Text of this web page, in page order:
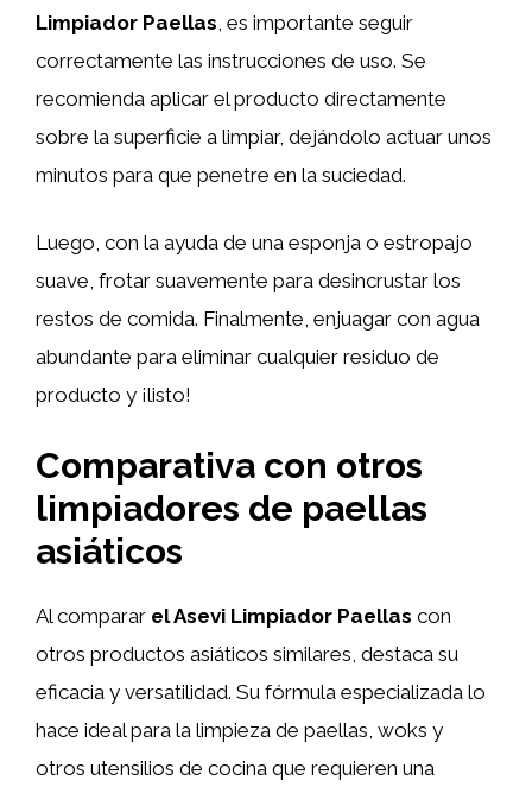
Limpiador Paellas , es importante seguir
correctamente las instrucciones de uso. Se
recomienda aplicar el producto directamente
sobre la superficie a limpiar, dejándolo actuar unos
minutos para que penetre en la suciedad.
Luego, con la ayuda de una esponja o estropajo
suave, frotar suavemente para desincrustar los
restos de comida. Finalmente, enjuagar con agua
abundante para eliminar cualquier residuo de
producto y ¡listo!
Comparativa con otros
limpiadores de paellas
asiáticos
Al comparar el Asevi Limpiador Paellas con
otros productos asiáticos similares, destaca su
eficacia y versatilidad. Su fórmula especializada lo
hace ideal para la limpieza de paellas, woks y
otros utensilios de cocina que requieren una